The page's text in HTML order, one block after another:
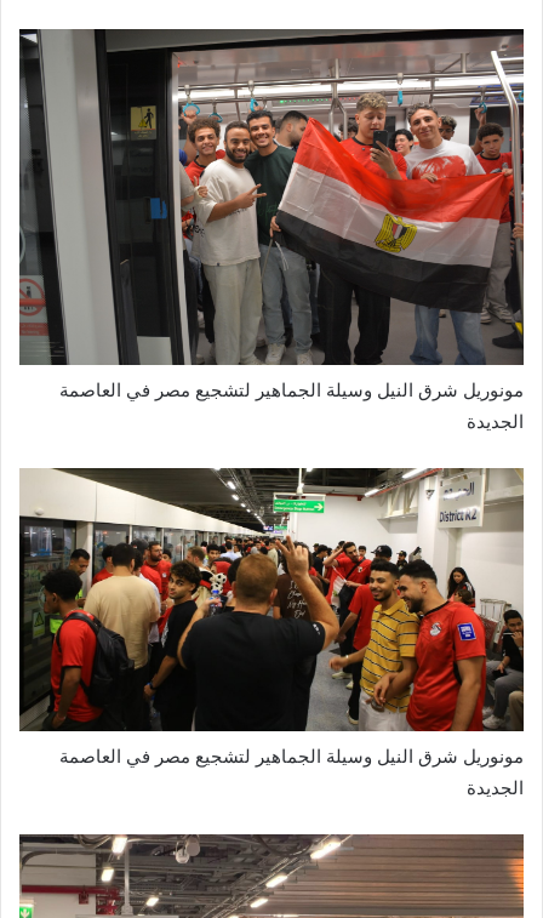
مونوريل شرق النيل وسيلة الجماهير لتشجيع مصر في العاصمة
الجديدة
مونوريل شرق النيل وسيلة الجماهير لتشجيع مصر في العاصمة
الجديدة